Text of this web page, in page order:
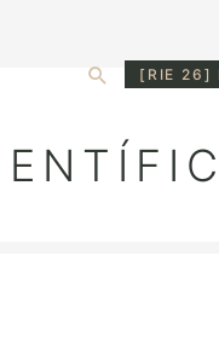
Search[RIE 26]